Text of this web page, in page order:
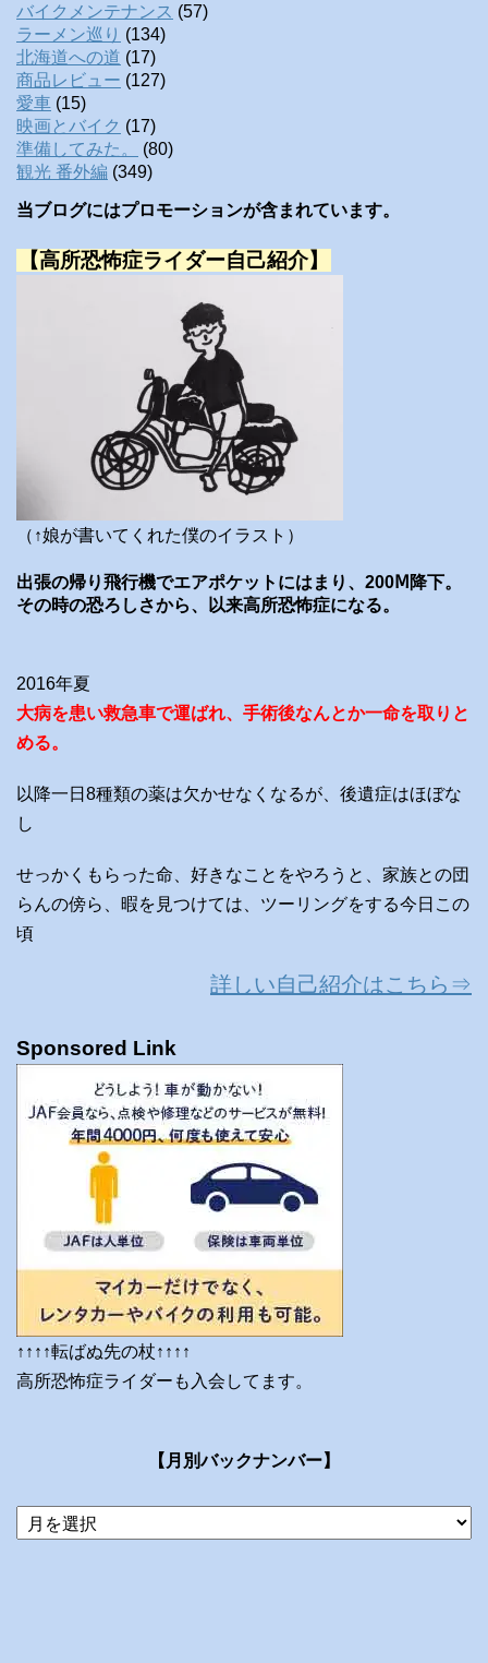
バイクメンテナンス (57)
ラーメン巡り (134)
北海道への道 (17)
商品レビュー (127)
愛車 (15)
映画とバイク (17)
準備してみた。
(80)
観光 番外編 (349)
当ブログにはプロモーションが含まれています。
【高所恐怖症ライダー自己紹介】
（↑娘が書いてくれた僕のイラスト）
出張の帰り飛行機でエアポケットにはまり、200Ⅿ降下。
その時の恐ろしさから、以来高所恐怖症になる。
2016年夏
大病を患い救急車で運ばれ、手術後なんとか一命を取りと
める。
以降一日8種類の薬は欠かせなくなるが、後遺症はほぼな
し
せっかくもらった命、好きなことをやろうと、家族との団
らんの傍ら、暇を見つけては、ツーリングをする今日この
頃
詳しい自己紹介はこちら⇒
Sponsored Link
↑↑↑↑転ばぬ先の杖↑↑↑↑
高所恐怖症ライダーも入会してます。
【月別バックナンバー】
当
ブ